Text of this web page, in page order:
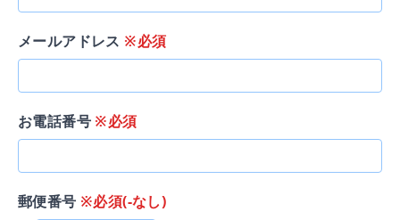
メールアドレス ※必須
お電話番号 ※必須
郵便番号 ※必須(-なし)